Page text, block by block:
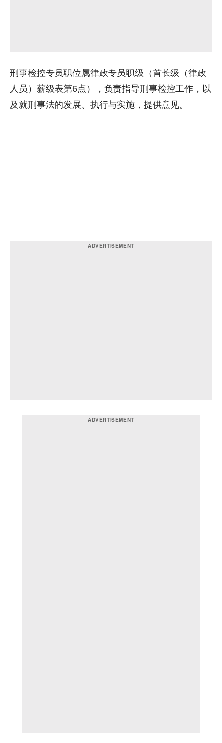
刑事检控专员职位属律政专员职级（首长级（律政
人员）薪级表第6点），负责指导刑事检控工作，以
及就刑事法的发展、执行与实施，提供意见。